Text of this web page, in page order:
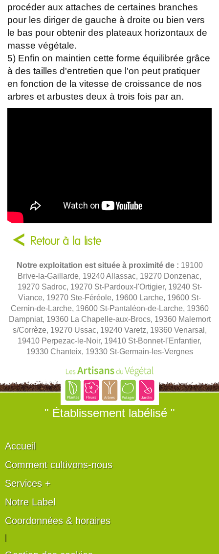
procéder aux attaches de certaines branches
pour les diriger de gauche à droite ou bien vers
le bas pour obtenir des plateaux horizontaux de
masse végétale.
5) Enfin on maintien cette forme équilibrée grâce
à des tailles d'entretien que l'on peut pratiquer
en fonction de la vitesse de croissance de nos
arbres et arbustes deux à trois fois par an.
Retour à la liste
Notre exploitation est située à proximité de : 19100
Brive-la-Gaillarde, 19240 Allassac, 19270 Donzenac,
19270 Sadroc, 19270 St-Pardoux-l'Ortigier, 19240 St-
Viance, 19270 Ste-Féréole, 19600 Larche, 19600 St-
Cernin-de-Larche, 19600 St-Pantaléon-de-Larche, 19360
Dampniat, 19360 La Chapelle-aux-Brocs, 19360 Malemort
s/Corrèze, 19270 Ussac, 19240 Varetz, 19360 Venarsal,
19410 Perpezac-le-Noir, 19410 St-Bonnet-l'Enfantier,
19330 Chanteix, 19330 St-Germain-les-Vergnes
" Établissement labélisé "
Accueil
Comment cultivons-nous
Services +
Notre Label
Coordonnées & horaires